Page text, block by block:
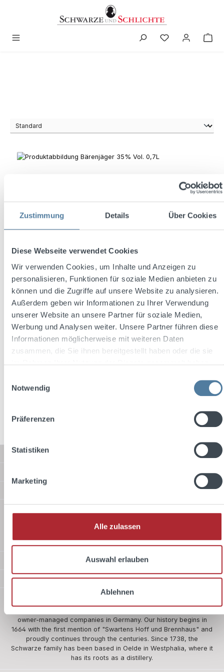
Zustimmung Details Über Cookies
Diese Webseite verwendet Cookies
Wir verwenden Cookies, um Inhalte und Anzeigen zu
personalisieren, Funktionen für soziale Medien anbieten zu
können und die Zugriffe auf unsere Website zu analysieren.
Außerdem geben wir Informationen zu Ihrer Verwendung
unserer Website an unsere Partner für soziale Medien,
Werbung und Analysen weiter. Unsere Partner führen diese
Informationen möglicherweise mit weiteren Daten
zusammen, die Sie ihnen bereitgestellt haben oder die sie
Notwendig
Präferenzen
Statistiken
Marketing
Alle zulassen
Auswahl erlauben
Ablehnen
Bärenjäger 0,7l 35% Vol.
Content:0.7 Liter(€21.41 / 1 Liter)
Prices incl. VAT plus shipping costs
Service hotline
Standard
Safer shopping
owner-managed companies in Germany. Our history begins in
1664 with the first mention of "Swartens Hoff und Brennhaus" and
proudly continues through the centuries. Since 1738, the
Schwarze family has been based in Oelde in Westphalia, where it
has its roots as a distillery.